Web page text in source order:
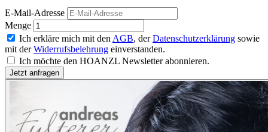
E-Mail-Adresse
Menge
Ich erkläre mich mit den AGB, derDatenschutzerklärung sowie
mit derWiderrufsbelehrung einverstanden.
Ich möchte den HOANZL Newsletter abonnieren.